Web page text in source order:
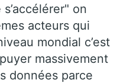
on
acteurs qui
mondial c’est
massivement
données parce